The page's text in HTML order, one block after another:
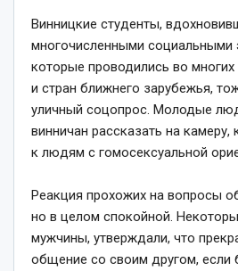
Винницкие студенты,
многочисленными социальными
которые проводились во
и стран ближнего зарубежья,
уличный соцопрос. Молодые
винничан рассказать на камеру,
к людям с гомосексуальной
Реакция прохожих на вопросы
но в целом спокойной.
мужчины, утверждали, что
общение со своим другом, если